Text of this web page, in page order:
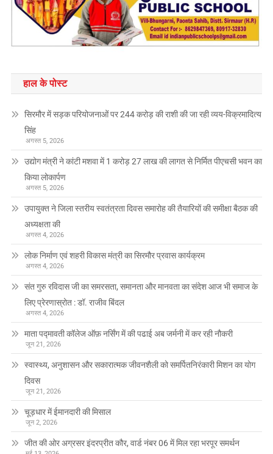
हाल के पोस्ट
सिरमौर में सड़क परियोजनाओं पर 244 करोड़ की राशी की जा रही व्यय-विक्रमादित्य
सिंह
अगस्त 5, 2026
उद्योग मंत्री ने कांटी मशवा में 1 करोड़ 27 लाख की लागत से निर्मित पीएचसी भवन का
किया लोकार्पण
अगस्त 5, 2026
उपायुक्त ने जिला स्तरीय स्वतंत्रता दिवस समारोह की तैयारियों की समीक्षा बैठक की
अध्यक्षता की
अगस्त 4, 2026
लोक निर्माण एवं शहरी विकास मंत्री का सिरमौर प्रवास कार्यक्रम
अगस्त 4, 2026
संत गुरु रविदास जी का समरसता, समानता और मानवता का संदेश आज भी समाज के
लिए प्रेरणास्रोत : डॉ. राजीव बिंदल
अगस्त 4, 2026
माता पद्मावती कॉलेज ऑफ़ नर्सिंग में की पढाई अब जर्मनी में कर रही नौकरी
जून 21, 2026
स्वास्थ्य, अनुशासन और सकारात्मक जीवनशैली को समर्पितनिरंकारी मिशन का योग
दिवस
जून 21, 2026
चूड़धार में ईमानदारी की मिसाल
जून 2, 2026
जीत की ओर अग्रसर इंदरप्रीत कौर, वार्ड नंबर 06 में मिल रहा भरपूर समर्थन